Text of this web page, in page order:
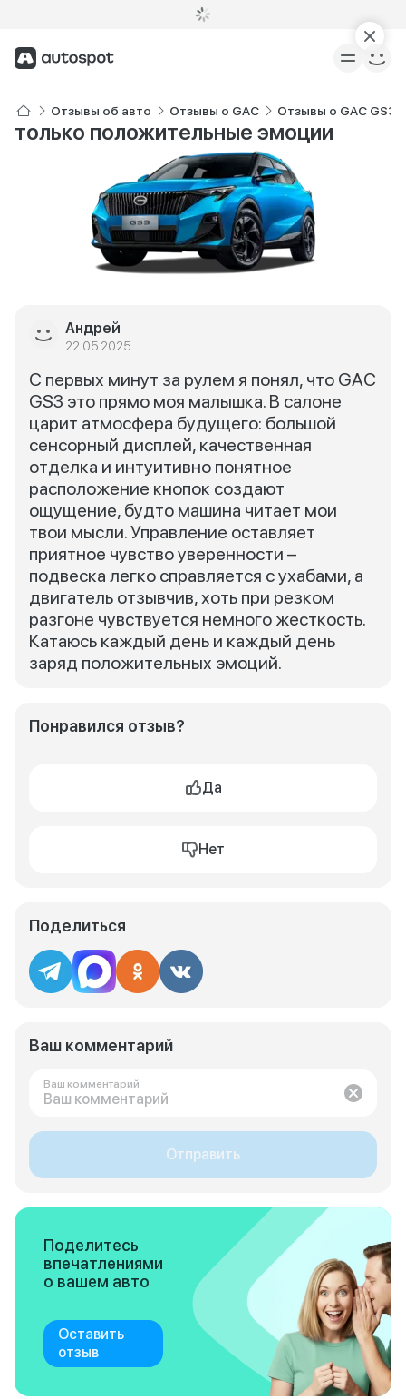
Отзывы об авто Отзывы о GAC Отзывы о GAC GS3
только положительные эмоции
Андрей
22.05.2025
С первых минут за рулем я понял, что GAC
GS3 это прямо моя малышка. В салоне
царит атмосфера будущего: большой
сенсорный дисплей, качественная
отделка и интуитивно понятное
расположение кнопок создают
ощущение, будто машина читает мои
твои мысли. Управление оставляет
приятное чувство уверенности –
подвеска легко справляется с ухабами, а
двигатель отзывчив, хоть при резком
разгоне чувствуется немного жесткость.
Катаюсь каждый день и каждый день
заряд положительных эмоций.
Понравился отзыв?
Да
Нет
Поделиться
Ваш комментарий
Ваш комментарий
Отправить
Поделитесь
впечатлениями
о вашем авто
Оставить
отзыв